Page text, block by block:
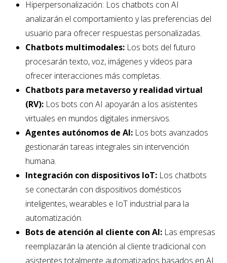
Hiperpersonalización: Los chatbots con AI
analizarán el comportamiento y las preferencias del
usuario para ofrecer respuestas personalizadas.
Chatbots multimodales:Los bots del futuro
procesarán texto, voz, imágenes y vídeos para
ofrecer interacciones más completas.
Chatbots para metaverso y realidad virtual
(RV):Los bots con AI apoyarán a los asistentes
virtuales en mundos digitales inmersivos.
Agentes autónomos de AI:Los bots avanzados
gestionarán tareas integrales sin intervención
humana.
Integración con dispositivos IoT:Los chatbots
se conectarán con dispositivos domésticos
inteligentes, wearables e IoT industrial para la
automatización.
Bots de atención al cliente con AI:Las empresas
reemplazarán la atención al cliente tradicional con
asistentes totalmente automatizados basados ​​en AI.